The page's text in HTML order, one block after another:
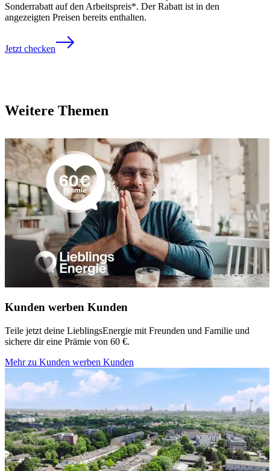
Sonderrabatt auf den Arbeitspreis*. Der Rabatt ist in den
angezeigten Preisen bereits enthalten.
Jetzt checken
Weitere Themen
Kunden werben Kunden
Teile jetzt deine LieblingsEnergie mit Freunden und Familie und
sichere dir eine Prämie von 60 €.
Mehr zu Kunden werben Kunden